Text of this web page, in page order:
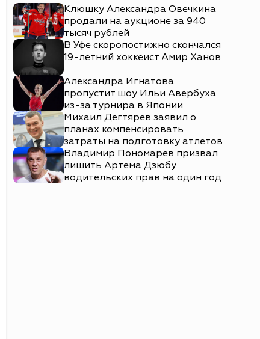
Клюшку Александра Овечкина
продали на аукционе за 940
тысяч рублей
В Уфе скоропостижно скончался
19-летний хоккеист Амир Ханов
Александра Игнатова
пропустит шоу Ильи Авербуха
из-за турнира в Японии
Михаил Дегтярев заявил о
планах компенсировать
затраты на подготовку атлетов
Владимир Пономарев призвал
лишить Артема Дзюбу
водительских прав на один год